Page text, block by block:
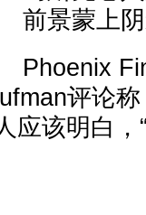
前景蒙上
Phoenix
评论
应该明白